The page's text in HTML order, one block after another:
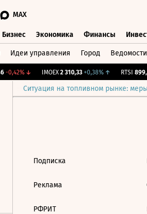
MAX
Бизнес Экономика Финансы
Идеи управления Город
-0,42%↓ IMOEX 2 310,33 +0,38%↑ RTSI
Ситуация на топливном рынке:
Подписка
Реклама
РФРИТ